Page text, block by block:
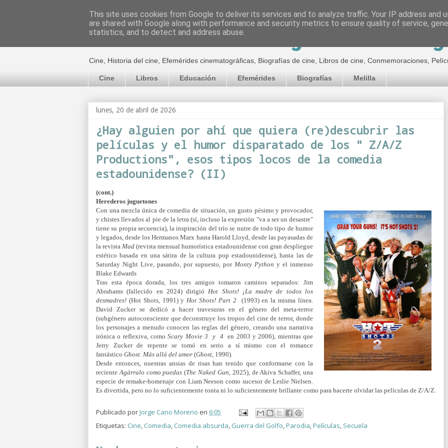
El cultural cinematográfico de Jorge
Cine, Historia del cine, Efemérides cinematográficas, Biografías de cine, Libros de cine, Conmemoraciones,
Cine Libros Educación Efemérides Biografías Melilla
lunes, 20 de abril de 2026
¿Hay alguien por ahí que quiera (re)descubrir las
películas y el humor disparatado de los " Z/A/Z
Productions", esos tipos locos de la comedia
estadounidense? (II)
(cont.)
Herederos juguetones
Con una mezcla única de comedia de situación, un gusto pésimo y provocador,
y chistes llevados al pie de la letra (sí, incluso la expresión "va a ser un desastre"
tiene su propia secuencia), la inspiración del trío se nutre de todo tipo de humor
y legados, desde los Hermanos Marx hasta Harold Lloyd, desde las payasadas de
la revista Mad (revista mensual humorística estadounidense con gran despliegue
estético basada en una sátira de la cultura pop estadounidense), hasta las de
Saturday Night Live, pasando, por supuesto, por Monty Python y el inmenso
Blake Edwards
Tras esta época dorada, los tres amigos tomaron caminos separados: Jim
Abrahams (fallecido en 2024) dirigió Hot Shots! ¡La madre de todos los
desmadres! (Hot Shots, 1991) y Hot Shots! Part 2
(1993) en la misma línea.
David Zucker se dedicó a hacer travesuras en el género del meta-terror
(subgénero autoconsciente que deconstruye los tropos del cine de terror, donde
los personajes a menudo conocen las reglas del género, creando una narrativa
irónica o reflexiva, comoScary Movie 3 y 4 en 2003 y 2006), mientras que
Jerry Zucker de repente se tomó en serio a sí mismo con el romance
fantástico Ghost. Más allá del amor (Ghost , 1990).
Desde entonces, nuestras ansias de risas han tenido que conformarse con la
reciente Agárralo como puedas(The Naked Gun , 2025), de Akiva Schaffer, una
especie de remake-homenaje con Liam Neeson como sucesor de Leslie Nielsen.
Es divertida, pero no lo suficientemente tonta ni lo suficientemente brillante como para hacerte olvidar las películas de Z/A/Z.
Publicado porJorge Cano Moreno en 6:05
Etiquetas: Cine, Comedia, Comedia absurda, Guerra del Golfo,Parodia,Películas, Secuela
This site uses cookies from Google to deliver its services and to analyze traffic. Your IP address and
are shared with Google along with performance and security metrics to ensure quality of service,
statistics, and to detect and address abuse.